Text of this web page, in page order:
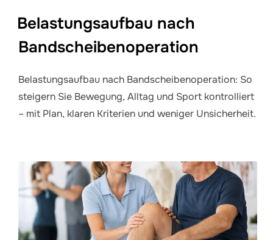
Belastungsaufbau nach
Bandscheibenoperation
Belastungsaufbau nach Bandscheibenoperation: So
steigern Sie Bewegung, Alltag und Sport kontrolliert
– mit Plan, klaren Kriterien und weniger Unsicherheit.